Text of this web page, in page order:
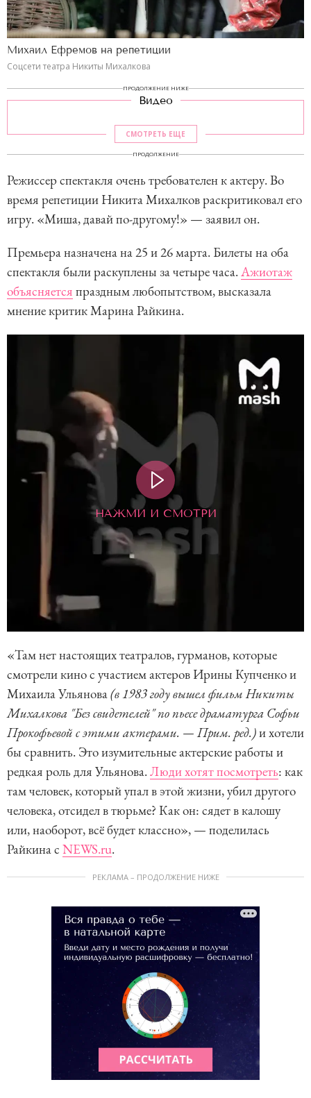
Михаил Ефремов на репетиции
Соцсети театра Никиты Михалкова
ПРОДОЛЖЕНИЕ НИЖЕ
Видео
СМОТРЕТЬ ЕЩЕ
ПРОДОЛЖЕНИЕ
Режиссер спектакля очень требователен к актеру. Во
время репетиции Никита Михалков раскритиковал его
игру. «Миша, давай по-другому!» — заявил он.
Премьера назначена на 25 и 26 марта. Билеты на оба
спектакля были раскуплены за четыре часа. Ажиотаж
объясняется праздным любопытством, высказала
мнение критик Марина Райкина.
НАЖМИ И СМОТРИ
«Там нет настоящих театралов, гурманов, которые
смотрели кино с участием актеров Ирины Купченко и
Михаила Ульянова(в 1983 году вышел фильм Никиты
Михалкова "Без свидетелей" по пьесе драматурга Софьи
Прокофьевой с этими актерами. — Прим. ред.)и хотели
бы сравнить. Это изумительные актерские работы и
редкая роль для Ульянова. Люди хотят посмотреть: как
там человек, который упал в этой жизни, убил другого
человека, отсидел в тюрьме? Как он: сядет в калошу
или, наоборот, всё будет классно», — поделилась
Райкина с NEWS.ru.
РЕКЛАМА – ПРОДОЛЖЕНИЕ НИЖЕ